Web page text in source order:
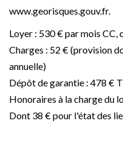
www.georisques.gouv.fr.
Loyer : 530 € par mois CC,
Charges : 52 € (provision
annuelle)
Dépôt de garantie : 478 €
Honoraires à la charge du
Dont 38 € pour l'état des